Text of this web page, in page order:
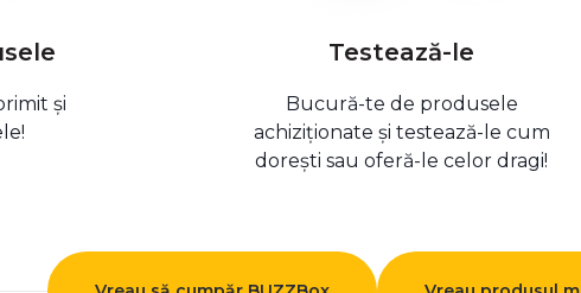
și
Testează-le
Bucură-te de produsele
achiziționate și testează-le cum
dorești sau oferă-le celor dragi!